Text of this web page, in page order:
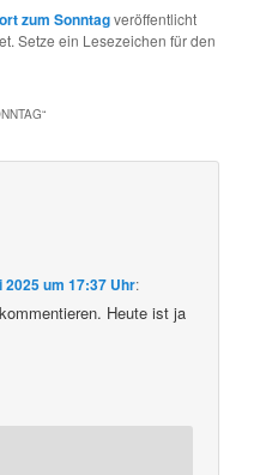
zum Sonntagveröffentlicht
Setze ein Lesezeichen für den
“
2025 um 17:37 Uhr:
Heute ist ja